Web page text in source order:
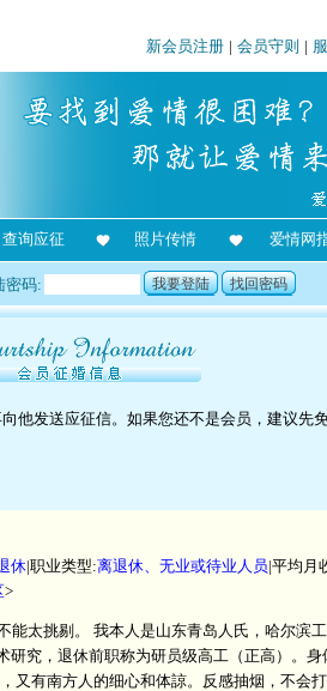
新会员注册 | 会员守则 |
查询应征 照片传情 爱情网
密码: 我要登陆 找回密码
他发送应征信。如果您还不是会员，建议先
休|职业类型:离退休、无业或待业人员|平均月
>
太挑剔。 我本人是山东青岛人氏，哈尔滨
究，退休前职称为研员级高工（正高）。
又有南方人的细心和体諒。反感抽烟，不会